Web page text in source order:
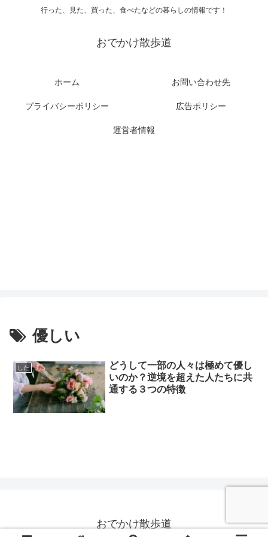
行った、見た、買った、食べたなどの暮らしの情報です！
おでかけ散歩道
ホーム お問い合わせ先
プライバシーポリシー 広告ポリシー
運営者情報
優しい
した
どうして一部の人々は極めて優し
いのか？逆境を超えた人たちに共
通する３つの特徴
おでかけ散歩道